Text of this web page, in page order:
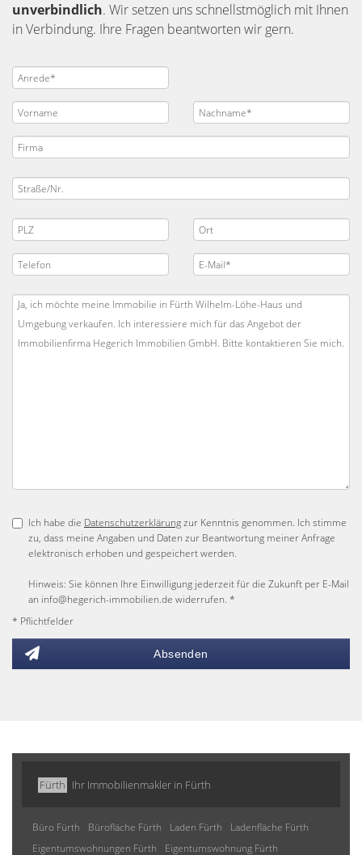
unverbindlich. Wir setzen uns schnellstmöglich mit Ihnen
in Verbindung. Ihre Fragen beantworten wir gern.
Ich habe die Datenschutzerklärungzur Kenntnis genommen. Ich stimme
zu, dass meine Angaben und Daten zur Beantwortung meiner Anfrage
elektronisch erhoben und gespeichert werden.
Hinweis: Sie können Ihre Einwilligung jederzeit für die Zukunft per E-Mail
an info@hegerich-immobilien.de widerrufen. *
* Pflichtfelder
Absenden
Fürth Ihr Immobilienmakler in Fürth
Büro Fürth Bürofläche Fürth Laden Fürth
Ladenfläche Fürth
Eigentumswohnungen Fürth
Eigentumswohnung Fürth